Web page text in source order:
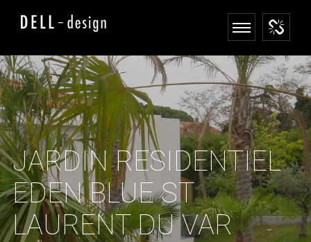
JARDIN RESIDENTIEL
EDEN BLUE ST
LAURENT DU VAR